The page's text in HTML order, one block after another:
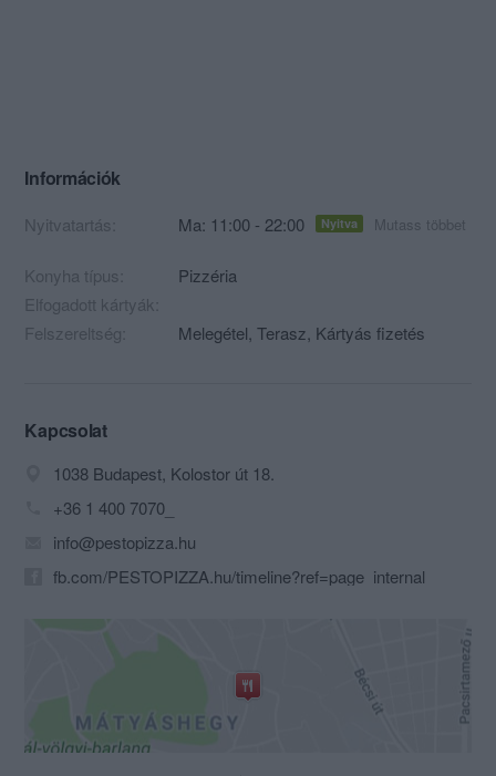
Információk
Nyitvatartás: Ma: 11:00 - 22:00 Nyitva Mutass többet
Konyha típus:
Pizzéria
Elfogadott kártyák:
Felszereltség:
Melegétel, Terasz, Kártyás fizetés
Kapcsolat
1038 Budapest, Kolostor út 18.
+36 1 400 7070_
info@pestopizza.hu
fb.com/PESTOPIZZA.hu/timeline?ref=page_internal